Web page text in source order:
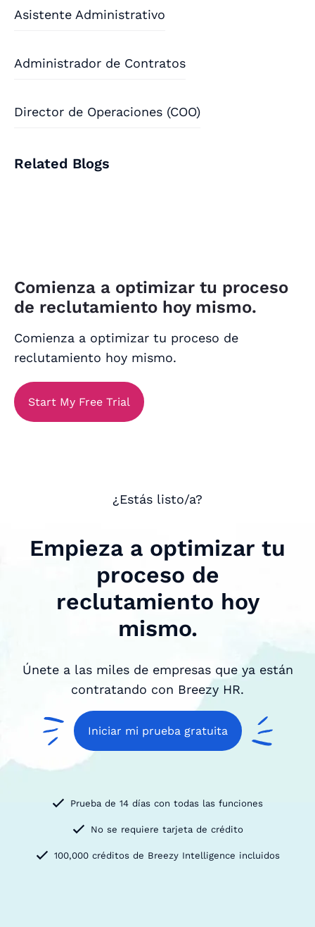
Asistente Administrativo
Administrador de Contratos
Director de Operaciones (COO)
Related Blogs
Comienza a optimizar tu proceso
de reclutamiento hoy mismo.
Comienza a optimizar tu proceso de
reclutamiento hoy mismo.
Start My Free Trial
¿Estás listo/a?
Empieza a optimizar tu
proceso de
reclutamiento hoy
mismo.
Únete a las miles de empresas que ya están
contratando con Breezy HR.
Iniciar mi prueba gratuita
Prueba de 14 días con todas las funciones
No se requiere tarjeta de crédito
100,000 créditos de Breezy Intelligence incluidos